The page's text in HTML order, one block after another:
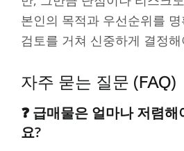
본인의 목적과 우선순위를
검토를 거쳐 신중하게 결정
자주 묻는 질문 (FAQ)
❓ 급매물은 얼마나 저렴
요?